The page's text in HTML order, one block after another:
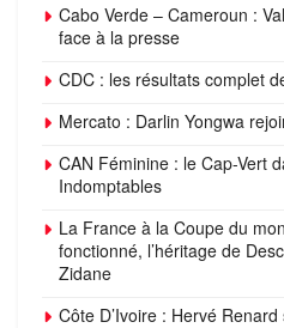
Cabo Verde – Cameroun :
face à la presse
CDC : les résultats complet
Mercato : Darlin Yongwa
CAN Féminine : le Cap-Vert
Indomptables
La France à la Coupe du
fonctionné, l’héritage de
Zidane
Côte D’Ivoire : Hervé